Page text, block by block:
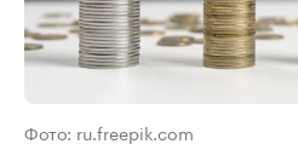
Фото: ru.freepik.com